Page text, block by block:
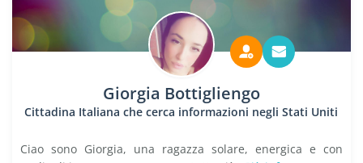
Giorgia Bottigliengo
Cittadina Italiana che cerca informazioni negli Stati Uniti
Ciao sono Giorgia, una ragazza solare, energica e con